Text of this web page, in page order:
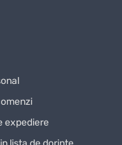
încredere.
convenabil, astfel încât să
expediere